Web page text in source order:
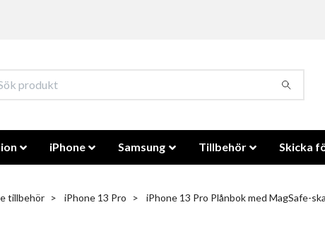
iPhone Samsung Tillbehör Skicka
tillbehör iPhone 13 Pro iPhone 13 Pro Plånbok med MagSafe-